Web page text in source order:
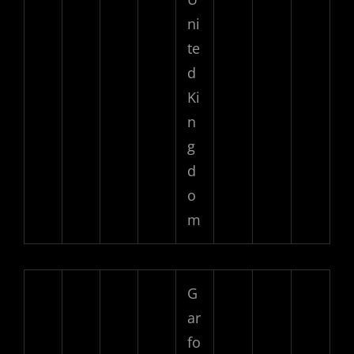
ni
te
d
Ki
n
g
d
o
m
G
ar
fo